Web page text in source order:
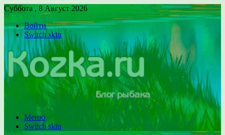
Суббота , 8 Август 2026
Войти
Switch skin
Меню
Switch skin